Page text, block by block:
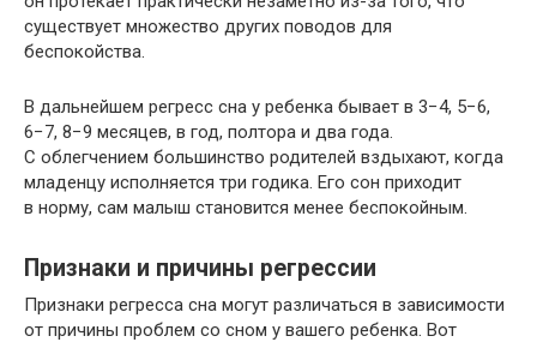
существует множество других поводов для
беспокойства.
В дальнейшем регресс сна у ребенка бывает в 3−4, 5−6,
6−7, 8−9 месяцев, в год, полтора и два года.
С облегчением большинство родителей вздыхают, когда
младенцу исполняется три годика. Его сон приходит
в норму, сам малыш становится менее беспокойным.
Признаки и причины регрессии
Признаки регресса сна могут различаться в зависимости
от причины проблем со сном у вашего ребенка. Вот